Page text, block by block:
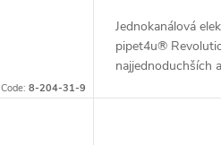
Code: 8-204-31-9
Jednokanálová
pipet4u®
najjednoduchších
jednokanálových